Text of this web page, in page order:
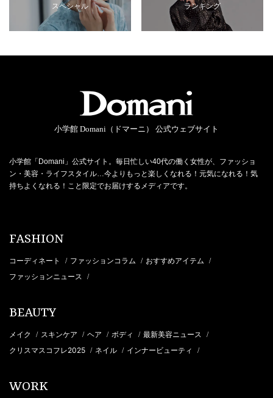
スペシャル ランキング
小学館 Domani（ドマーニ） 公式ウェブサイト
小学館「Domani」公式サイト。毎日忙しい40代の働く女性が、ファッショ
ン・美容・ライフスタイル…今よりもっと楽しくなれる！元気になれる！気
持ちよくなれる！こと限定でお届けするメディアです。
FASHION
コーディネート / ファッションコラム / おすすめアイテム /
ファッションニュース /
BEAUTY
メイク / スキンケア / ヘア / ボディ / 最新美容ニュース /
クリスマスコフレ2025 / ネイル / インナービューティ /
WORK